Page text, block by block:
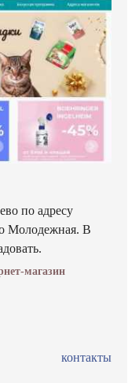
по адресу
Молодежная. В
магазин
контакты